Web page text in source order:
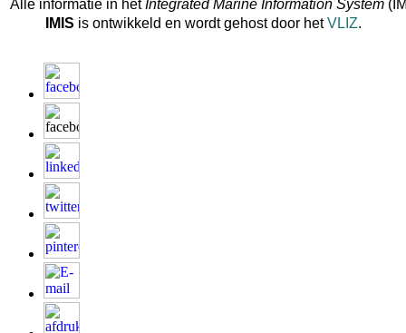
Alle informatie in hetIntegrated Marine Information System
IMIS is ontwikkeld en wordt gehost door hetVLIZ.